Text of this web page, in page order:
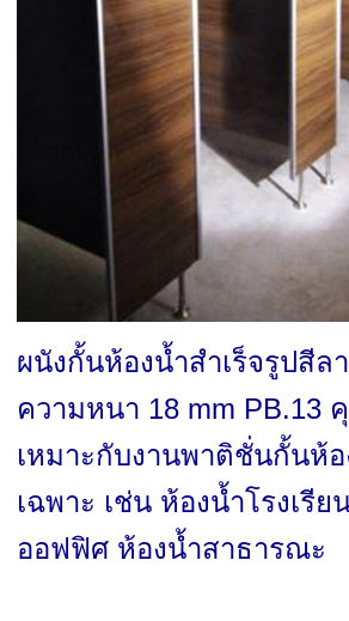
ผนังกั้นห้องน้ำสำเร็จรูปสีล
ความหนา 18 mm PB.13
เหมาะกับงานพาติชั่นกั้นห้
เฉพาะ เช่น ห้องน้ำโรงเรีย
ออฟฟิศ ห้องน้ำสาธารณะ